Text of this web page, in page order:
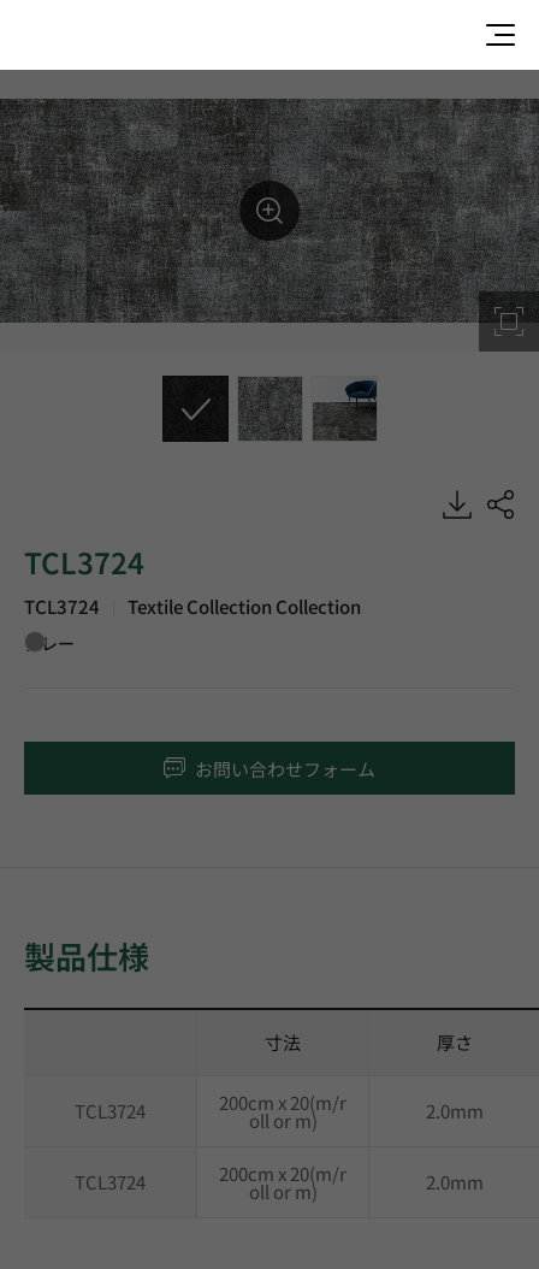
TCL3724, Textile Collection, Heterogeneous Sheet,
TCL3724
TCL3724 Textile Collection Collection
グレー
お問い合わせフォーム
製品仕様
寸法 厚さ
TCL3724 200cm x 20(m/r
oll or m) 2.0mm
TCL3724 200cm x 20(m/r
oll or m) 2.0mm